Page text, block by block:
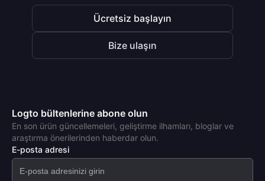
Ücretsiz başlayın
Bize ulaşın
Logto bültenlerine abone olun
En son ürün güncellemeleri, geliştirme ilhamları, bloglar ve
araştırma önerilerinden haberdar olun.
E-posta adresi